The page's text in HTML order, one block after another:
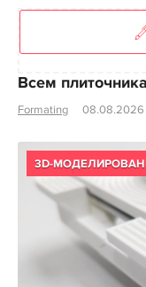
Всем
Formating 08.08.2026
3D-